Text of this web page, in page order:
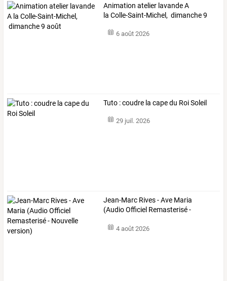
Animation atelier lavande A
la Colle-Saint-Michel, dimanche 9
6 août 2026
Tuto : coudre la cape du Roi Soleil
29 juil. 2026
Jean-Marc Rives-Ave Maria
(AudioOfficiel Remasterisé-
4 août 2026